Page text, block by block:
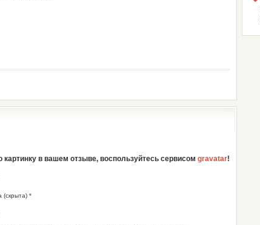
картинку в вашем отзыве, воспользуйтесь сервисом gravatar!
(скрыта) *